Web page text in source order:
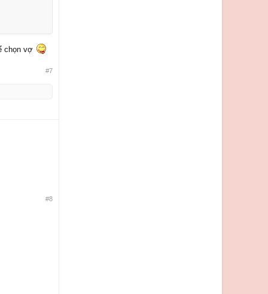
chọn vợ
#7
#8